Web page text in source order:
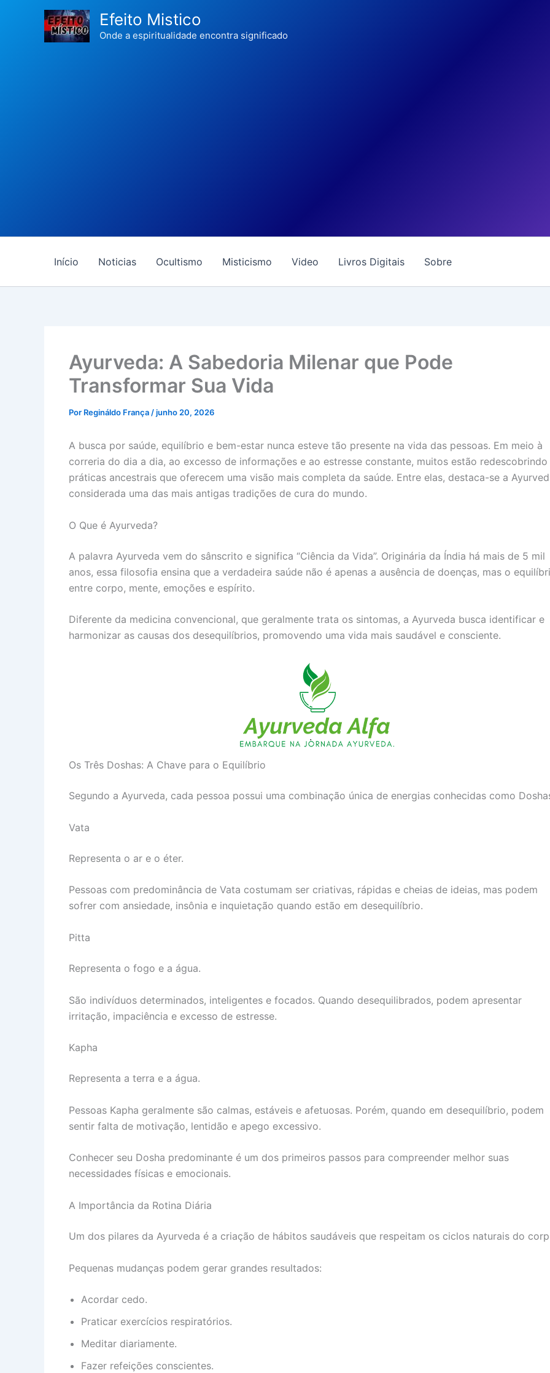
Efeito Mistico
Onde a espiritualidade encontra significado
Início Noticias Ocultismo Misticismo Video Livros Digitais Sobre
Ayurveda: A Sabedoria Milenar que Pode
Transformar Sua Vida
Por Regináldo França /junho 20, 2026
A busca por saúde, equilíbrio e bem-estar nunca esteve tão presente na vida das pessoas. Em meio à
correria do dia a dia, ao excesso de informações e ao estresse constante, muitos estão redescobrindo
práticas ancestrais que oferecem uma visão mais completa da saúde. Entre elas, destaca-se a
considerada uma das mais antigas tradições de cura do mundo.
O Que é Ayurveda?
A palavra Ayurveda vem do sânscrito e significa “Ciência da Vida”. Originária da Índia há mais de 5 mil
anos, essa filosofia ensina que a verdadeira saúde não é apenas a ausência de doenças, mas o
entre corpo, mente, emoções e espírito.
Diferente da medicina convencional, que geralmente trata os sintomas, a Ayurveda busca identificar e
harmonizar as causas dos desequilíbrios, promovendo uma vida mais saudável e consciente.
Os Três Doshas: A Chave para o Equilíbrio
Segundo a Ayurveda, cada pessoa possui uma combinação única de energias conhecidas como
Vata
Representa o ar e o éter.
Pessoas com predominância de Vata costumam ser criativas, rápidas e cheias de ideias, mas podem
sofrer com ansiedade, insônia e inquietação quando estão em desequilíbrio.
Pitta
Representa o fogo e a água.
São indivíduos determinados, inteligentes e focados. Quando desequilibrados, podem apresentar
irritação, impaciência e excesso de estresse.
Kapha
Representa a terra e a água.
Pessoas Kapha geralmente são calmas, estáveis e afetuosas. Porém, quando em desequilíbrio, podem
sentir falta de motivação, lentidão e apego excessivo.
Conhecer seu Dosha predominante é um dos primeiros passos para compreender melhor suas
necessidades físicas e emocionais.
A Importância da Rotina Diária
Um dos pilares da Ayurveda é a criação de hábitos saudáveis que respeitam os ciclos naturais do
Pequenas mudanças podem gerar grandes resultados:
Acordar cedo.
Praticar exercícios respiratórios.
Meditar diariamente.
Fazer refeições conscientes.